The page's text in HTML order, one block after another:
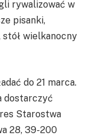
rywalizować w
pisanki,
stół wielkanocny
do 21 marca.
dostarczyć
Starostwa
28, 39-200